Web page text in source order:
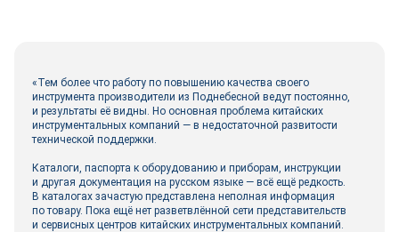
«Тем более что работу по повышению качества своего
инструмента производители из Поднебесной ведут постоянно,
и результаты её видны. Но основная проблема китайских
инструментальных компаний — в недостаточной развитости
технической поддержки.
Каталоги, паспорта к оборудованию и приборам, инструкции
и другая документация на русском языке ― всё ещё редкость.
В каталогах зачастую представлена неполная информация
по товару. Пока ещё нет разветвлённой сети представительств
и сервисных центров китайских инструментальных компаний.